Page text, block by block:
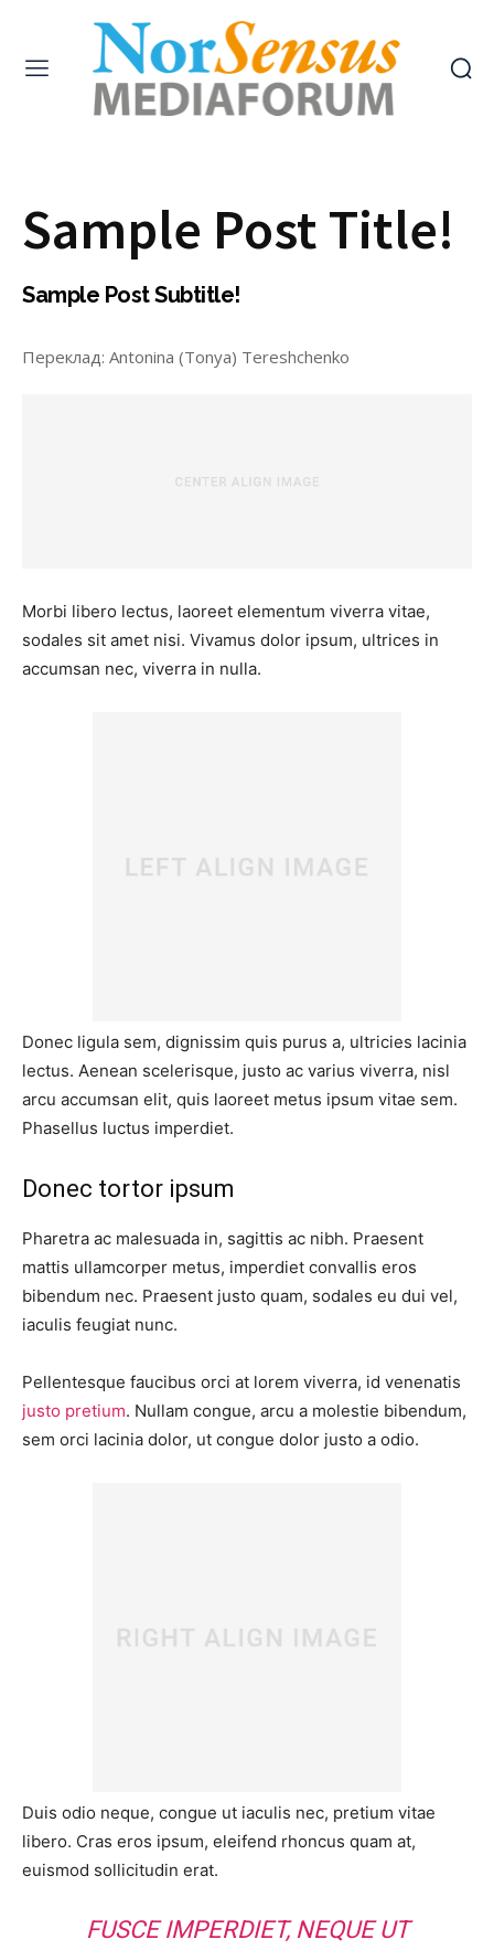
Sample Post Title!
Sample Post Subtitle!
Переклад: Antonina (Tonya) Tereshchenko
Morbi libero lectus, laoreet elementum viverra vitae,
sodales sit amet nisi. Vivamus dolor ipsum, ultrices in
accumsan nec, viverra in nulla.
Donec ligula sem, dignissim quis purus a, ultricies lacinia
lectus. Aenean scelerisque, justo ac varius viverra, nisl
arcu accumsan elit, quis laoreet metus ipsum vitae sem.
Phasellus luctus imperdiet.
Donec tortor ipsum
Pharetra ac malesuada in, sagittis ac nibh. Praesent
mattis ullamcorper metus, imperdiet convallis eros
bibendum nec. Praesent justo quam, sodales eu dui vel,
iaculis feugiat nunc.
Pellentesque faucibus orci at lorem viverra, id venenatis
justo pretium. Nullam congue, arcu a molestie bibendum,
sem orci lacinia dolor, ut congue dolor justo a odio.
Duis odio neque, congue ut iaculis nec, pretium vitae
libero. Cras eros ipsum, eleifend rhoncus quam at,
euismod sollicitudin erat.
FUSCE IMPERDIET, NEQUE UT